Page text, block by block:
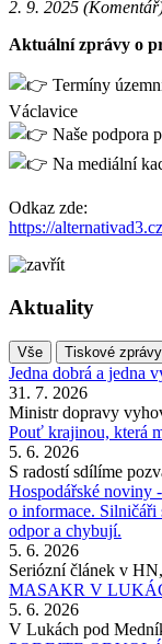
2. 9. 2025
Aktuální zprávy o
Termíny
Václavice
Naše podpora
Na mediální
Odkaz zde:
https://
Aktuality
Vše Tiskové zprávy
Jedna dobrá a jedna
31. 7. 2026
Ministr dopravy
Pouť krajinou, která
5. 6. 2026
S radostí sdílíme
Hospodářské noviny
o informace. Silničáři
odpor a chybují.
5. 6. 2026
Seriózní článek v
MASAKR V
5. 6. 2026
V Lukách pod